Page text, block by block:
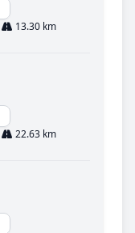
13.30 km
22.63 km